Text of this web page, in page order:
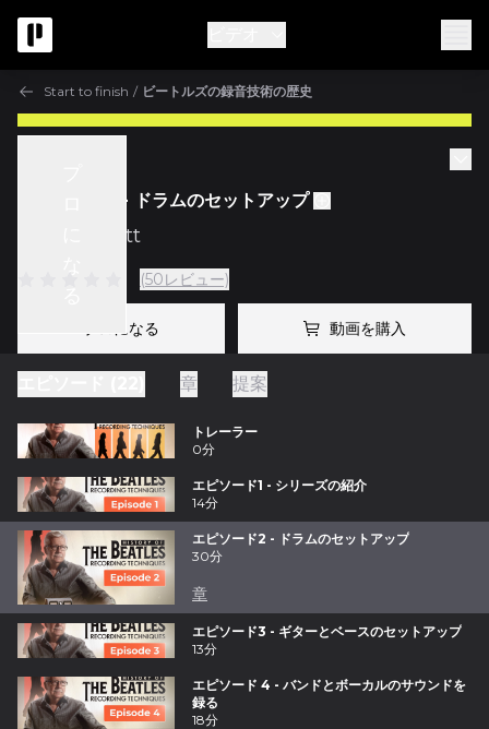
Start to finish / ビートルズの録音技術の歴史
エピソード2 - ドラムのセットアップ
Ken Scott
(50レビュー)
プロになる 動画を購入
章 提案
トレーラー
0分
エピソード1 - シリーズの紹介
14分
エピソード2 - ドラムのセットアップ
30分
章
エピソード3 - ギターとベースのセットアップ
13分
エピソード 4 - バンドとボーカルのサウンドを
録る
18分